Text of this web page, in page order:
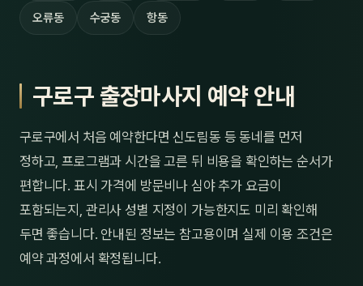
오류동 수궁동 항동
구로구 출장마사지 예약 안내
구로구에서 처음 예약한다면 신도림동 등 동네를 먼저
정하고, 프로그램과 시간을 고른 뒤 비용을 확인하는 순서가
편합니다. 표시 가격에 방문비나 심야 추가 요금이
포함되는지, 관리사 성별 지정이 가능한지도 미리 확인해
두면 좋습니다. 안내된 정보는 참고용이며 실제 이용 조건은
예약 과정에서 확정됩니다.